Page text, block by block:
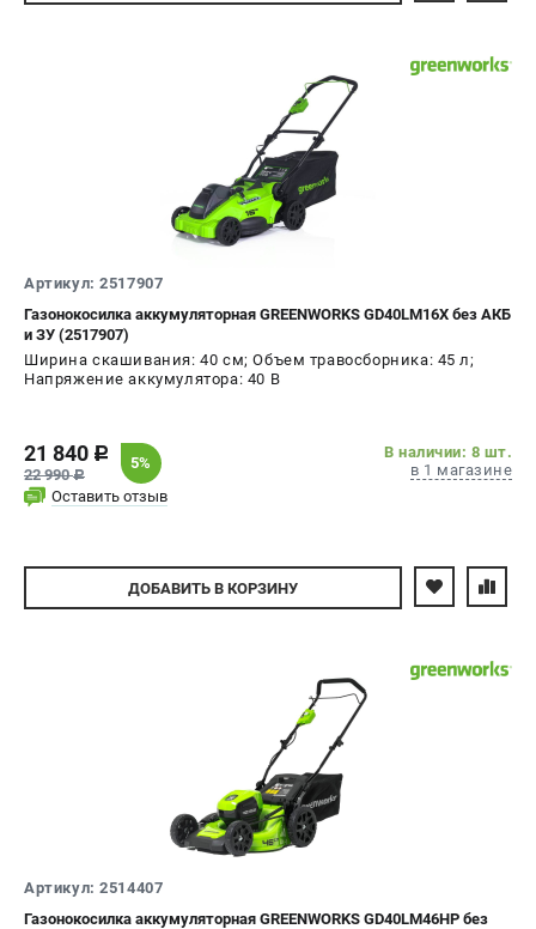
АКСЕССУАРЫ
Принадлежности для цепных пил
Принадлежности для триммеров
Принадлежности для газонокосилок
ТЕЛЕФОН (САНКТ-ПЕТЕРБУРГ)
Информация размещённая на сайте не является публичной
офертой.
проспект Александровской Фермы, 29АЛ
8 (812) 336-63-08
Артикул: 2517907
Газонокосилка аккумуляторная GREENWORKS GD40LM16X без АКБ
и ЗУ (2517907)
Ширина скашивания: 40 см; Объем травосборника: 45 л;
Напряжение аккумулятора: 40 В
21 840 c
22 990c
5%
В наличии: 8 шт.
в 1 магазине
Оставить отзыв
ДОБАВИТЬ В КОРЗИНУ
Артикул: 2514407
Газонокосилка аккумуляторная GREENWORKS GD40LM46HP без